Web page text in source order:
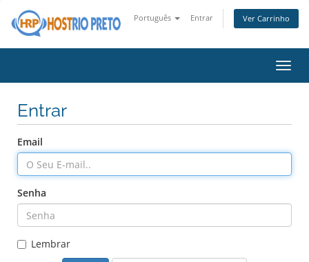
Português Entrar Ver Carrinho
Entrar
Email
Senha
Lembrar